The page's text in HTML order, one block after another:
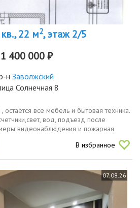
22 м2, этаж 2/5
1 400 000 ₽
н Заволжский
Солнечная 8
остаётся все мебель и бытовая техника.
вод, подъезд после
видеонаблюдения и пожарная
В избранное
07.08.26